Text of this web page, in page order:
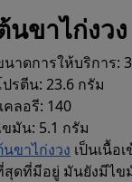
นขาไก่งวง
นาดการให้บริการ:
รตีน: 23.6 กรัม
คลอรี: 140
มัน: 5.1 กรัม
นขาไก่งวง เป็นเนื้อ
สุดที่มีอยู่ มันยังมีไข